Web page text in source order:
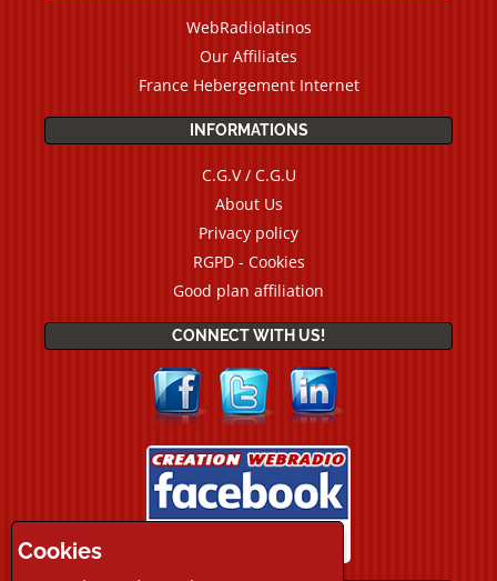
WebRadiolatinos
Our Affiliates
France Hebergement Internet
INFORMATIONS
C.G.V / C.G.U
About Us
Privacy policy
RGPD - Cookies
Good plan affiliation
CONNECT WITH US!
Cookies